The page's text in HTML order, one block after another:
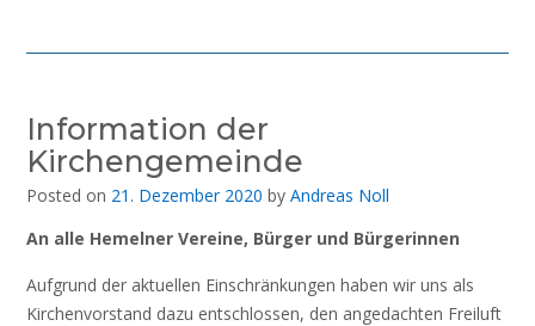
Information der
Kirchengemeinde
Posted on 21. Dezember 2020 by Andreas Noll
An alle Hemelner Vereine, Bürger und Bürgerinnen
Aufgrund der aktuellen Einschränkungen haben wir uns als
Kirchenvorstand dazu entschlossen, den angedachten Freiluft